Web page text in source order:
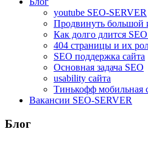
youtube SEO-SERVER
Продвинуть большой
Как долго длится
404 страницы и их
SEO поддержка сайта
Основная задача SEO
usability сайта
Тинькофф мобильная
Вакансии SEO-SERVER
Блог